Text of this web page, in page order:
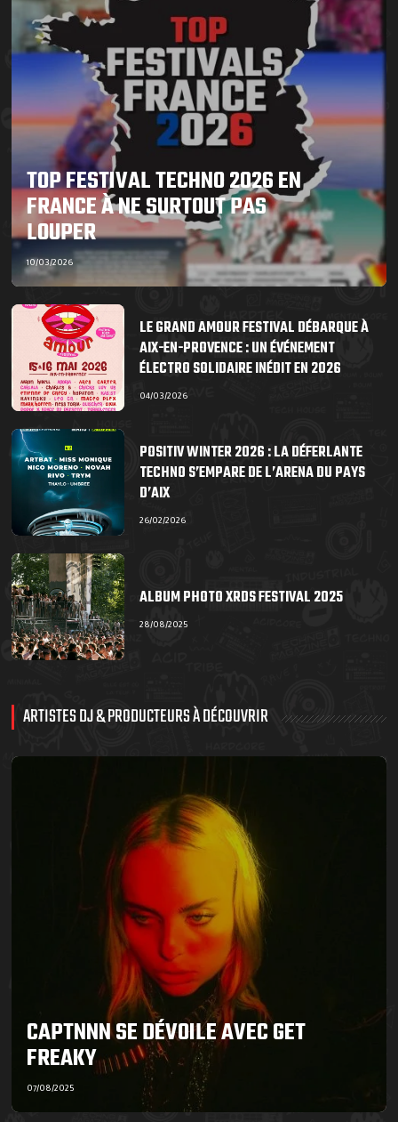
TOP FESTIVAL TECHNO 2026 EN
FRANCE À NE SURTOUT PAS
LOUPER
10/03/2026
LE GRAND AMOUR FESTIVAL DÉBARQUE À
AIX-EN-PROVENCE : UN ÉVÉNEMENT
ÉLECTRO SOLIDAIRE INÉDIT EN 2026
04/03/2026
POSITIV WINTER 2026 : LA DÉFERLANTE
TECHNO S’EMPARE DE L’ARENA DU PAYS
D’AIX
26/02/2026
ALBUM PHOTO XRDS FESTIVAL 2025
28/08/2025
ARTISTES DJ & PRODUCTEURS À DÉCOUVRIR
CAPTNNN SE DÉVOILE AVEC GET
FREAKY
07/08/2025